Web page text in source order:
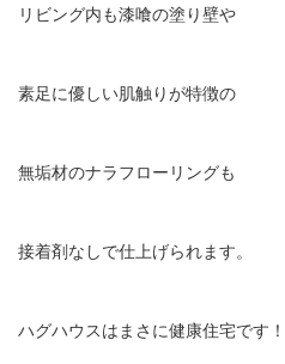
リビング内も漆喰の塗り壁や
素足に優しい肌触りが特徴の
無垢材のナラフローリングも
接着剤なしで仕上げられます。
ハグハウスはまさに健康住宅です！